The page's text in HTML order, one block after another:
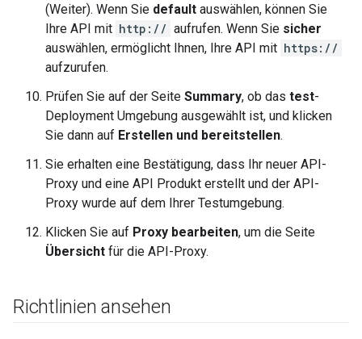
(Weiter). Wenn Sie default auswählen, können Sie
Ihre API mit http:// aufrufen. Wenn Sie sicher
auswählen, ermöglicht Ihnen, Ihre API mit https://
aufzurufen.
Prüfen Sie auf der Seite Summary, ob das test-
Deployment Umgebung ausgewählt ist, und klicken
Sie dann auf Erstellen und bereitstellen.
Sie erhalten eine Bestätigung, dass Ihr neuer API-
Proxy und eine API Produkt erstellt und der API-
Proxy wurde auf dem Ihrer Testumgebung.
Klicken Sie auf Proxy bearbeiten, um die Seite
Übersicht für die API-Proxy.
Richtlinien ansehen